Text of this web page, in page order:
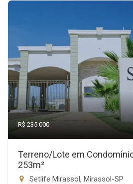
R$ 235.000
Terreno/Lote em
253m²
Setlife Mirassol, Mirassol-SP